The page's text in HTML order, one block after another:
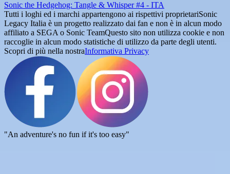
Sonic the Hedgehog: Tangle & Whisper #4 - ITA
Tutti i loghi ed i marchi appartengono ai rispettivi proprietariSonic
Legacy Italia è un progetto realizzato dai fan e non è in alcun modo
affiliato a SEGA o Sonic TeamQuesto sito non utilizza cookie e non
raccoglie in alcun modo statistiche di utilizzo da parte degli utenti.
Scopri di più nella nostraInformativa Privacy
"An adventure's no fun if it's too easy"